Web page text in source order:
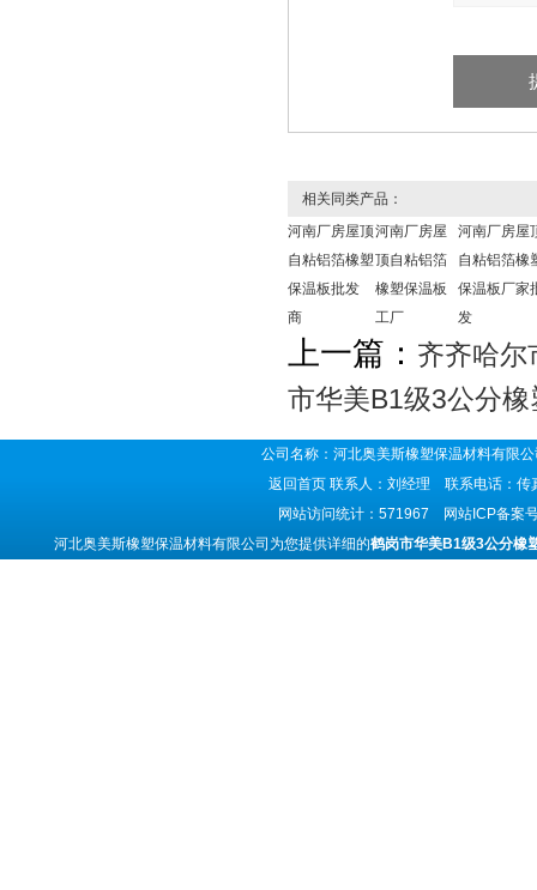
相关同类产品：
河南厂房屋顶
自粘铝箔橡塑
保温板批发
商
河南厂房屋
顶自粘铝箔
橡塑保温板
工厂
河南厂房屋
自粘铝箔橡
保温板厂家
发
上一篇： 齐齐哈尔
市华美B1级3公分
公司名称：河北奥美斯橡塑保温材料有
返回首页 联系人：刘经理 联系电话：
网站访问统计：571967 网站ICP备案
河北奥美斯橡塑保温材料有限公司为您提供详细的鹤岗市华美B1级3公分橡